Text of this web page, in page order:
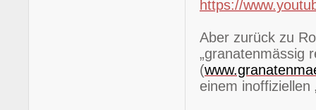
https://
Aber zurück zu
„granatenmässig
(
einem inoffiziellen